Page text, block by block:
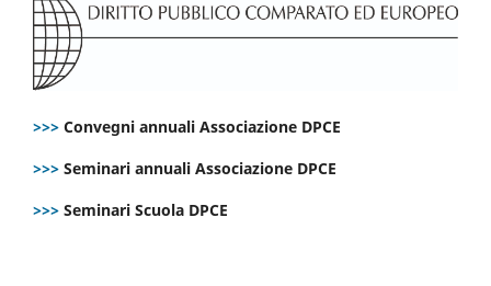
>>> Convegni annuali Associazione DPCE
>>> Seminari annuali Associazione DPCE
>>> Seminari Scuola DPCE